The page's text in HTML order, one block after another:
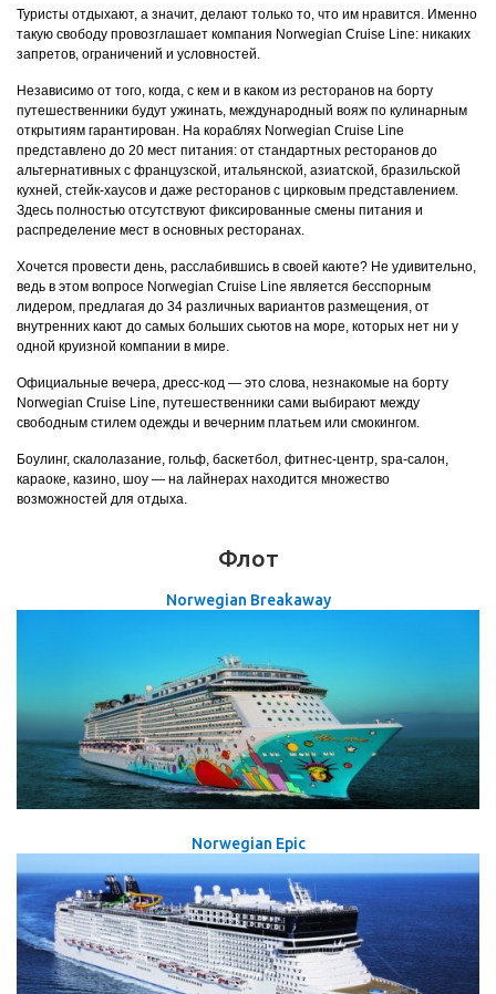
Туристы отдыхают, а значит, делают только то, что им нравится. Именно
такую свободу провозглашает компания Norwegian Cruise Line: никаких
запретов, ограничений и условностей.
Независимо от того, когда, с кем и в каком из ресторанов на борту
путешественники будут ужинать, международный вояж по кулинарным
открытиям гарантирован. На кораблях Norwegian Cruise Line
представлено до 20 мест питания: от стандартных ресторанов до
альтернативных с французской, итальянской, азиатской, бразильской
кухней, стейк-хаусов и даже ресторанов с цирковым представлением.
Здесь полностью отсутствуют фиксированные смены питания и
распределение мест в основных ресторанах.
Хочется провести день, расслабившись в своей каюте? Не удивительно,
ведь в этом вопросе Norwegian Cruise Line является бесспорным
лидером, предлагая до 34 различных вариантов размещения, от
внутренних кают до самых больших сьютов на море, которых нет ни у
одной круизной компании в мире.
Официальные вечера, дресс-код — это слова, незнакомые на борту
Norwegian Cruise Line, путешественники сами выбирают между
свободным стилем одежды и вечерним платьем или смокингом.
Боулинг, скалолазание, гольф, баскетбол, фитнес-центр, spa-салон,
караоке, казино, шоу — на лайнерах находится множество
возможностей для отдыха.
Флот
Norwegian Breakaway
Norwegian Epic